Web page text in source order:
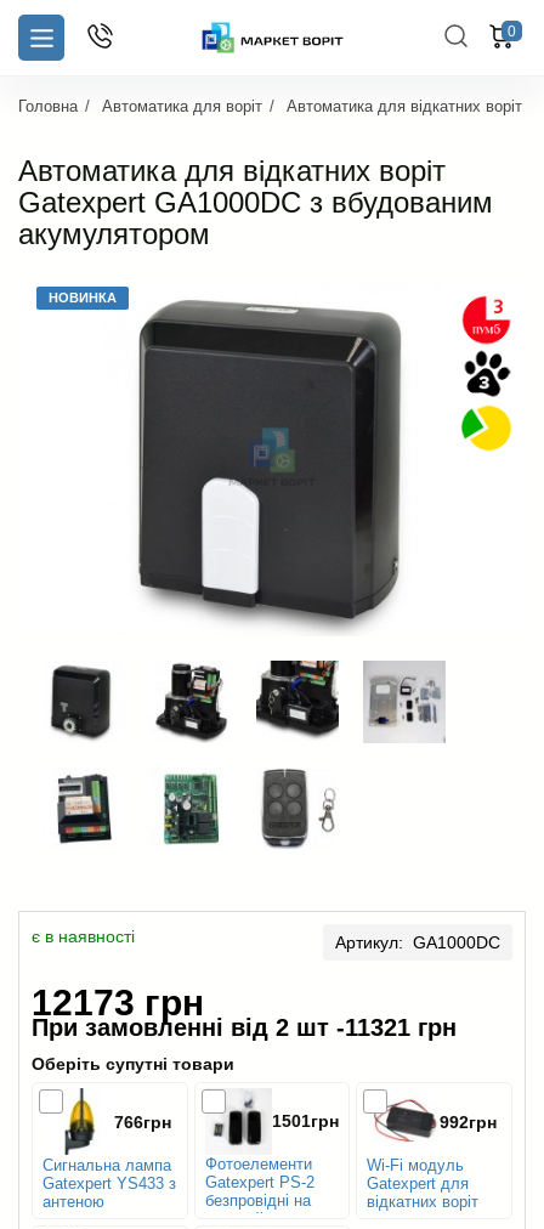
0
Головна Автоматика для воріт Автоматика для відкатних воріт
Автоматика для відкатних воріт
Gatexpert GA1000DC з вбудованим
акумулятором
НОВИНКА
є в наявності Артикул: GA1000DC
12173 грн
При замовленні від 2 шт -11321 грн
Оберіть супутні товари
Сигнальна лампа
Gatexpert YS433 з
антеною
766грн
Фотоелементи
Gatexpert PS-2
безпровідні на
батарейках
1501грн
Wi-Fi модуль
Gatexpert для
відкатних воріт
992грн